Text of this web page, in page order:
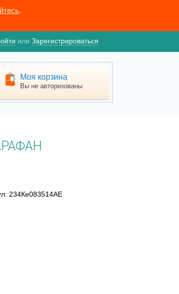
.
или Зарегистрироваться
Моя корзина
Вы не авторизованы
234Ке083514АЕ